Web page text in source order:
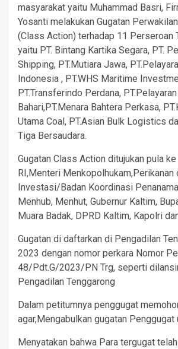
masyarakat yaitu Muhammad Basri,
Yosanti melakukan Gugatan
(Class Action) terhadap 11 Perseroan
yaitu PT. Bintang Kartika Segara, PT.
Shipping, PT.Mutiara Jawa,
Indonesia , PT.WHS Maritime
PT.Transferindo Perdana,
Bahari,PT.Menara Bahtera Perkasa,
Utama Coal, PT.Asian Bulk Logistics
Tiga Bersaudara.
Gugatan Class Action ditujukan pula
RI,Menteri Menkopolhukam,Perikanan
Investasi/Badan Koordinasi
Menhub, Menhut, Gubernur Kaltim,
Muara Badak, DPRD Kaltim, Kapolri
Gugatan di daftarkan di Pengadilan
2023 dengan nomor perkara Nomor
48/Pdt.G/2023/PN Trg, seperti
Pengadilan Tenggarong
Dalam petitumnya penggugat
agar,Mengabulkan gugatan Penggugat
Menyatakan bahwa Para tergugat